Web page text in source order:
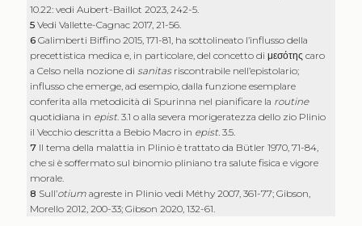
10.22: vedi Aubert-Baillot 2023, 242-5.
5Vedi Vallette-Cagnac 2017, 21-56.
6Galimberti Biffino 2015, 171-81, ha sottolineato l’influsso della
precettistica medica e, in particolare, del concetto diμεσότης caro
a Celso nella nozione di sanitasriscontrabile nell’epistolario;
influsso che emerge, ad esempio, dalla funzione esemplare
conferita alla metodicità di Spurinna nel pianificare la routine
quotidiana in epist. 3.1 o alla severa morigeratezza dello zio Plinio
il Vecchio descritta a Bebio Macro in epist. 3.5.
7 Il tema della malattia in Plinio è trattato da Bütler 1970, 71-84,
che si è soffermato sul binomio pliniano tra salute fisica e vigore
morale.
8 Sull’otium agreste in Plinio vedi Méthy 2007, 361-77; Gibson,
Morello 2012, 200-33; Gibson 2020, 132-61.